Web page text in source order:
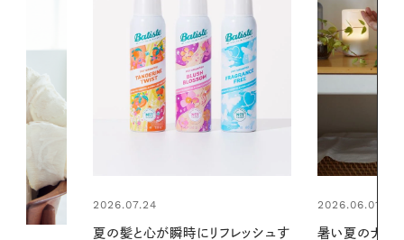
2026.06.01
暑い夏のナイトルーティン。私を整
2026.06.01
お出かけ前